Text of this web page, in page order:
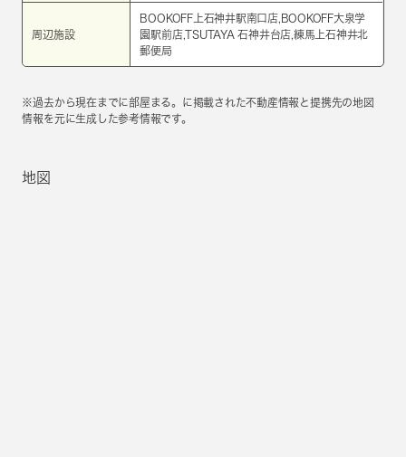
周辺施設
BOOKOFF上石神井駅南口店,BOOKOFF大泉学
園駅前店,TSUTAYA 石神井台店,練馬上石神井北
郵便局
※過去から現在までに部屋まる。に掲載された不動産情報と提携先の地図
情報を元に生成した参考情報です。
地図